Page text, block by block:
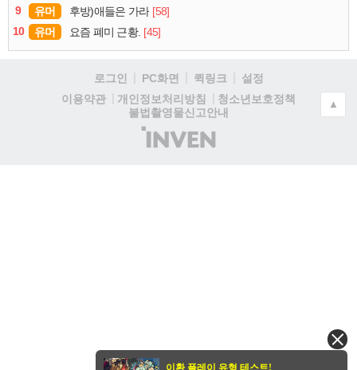
9
유머 후방)애들은 가라 [58]
10
유머 요즘 폐미 근황. [45]
로그인 PC화면 퀵링크
설정
이용약관
개인정보처리방침
청소년보호정책
불법촬영물신고안내
(주)
인
▲
이환 플레이 유형 테스트!